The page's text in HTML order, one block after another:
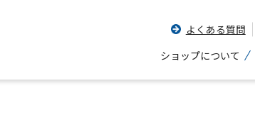
よくある質問
ショップについて